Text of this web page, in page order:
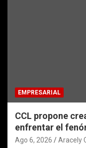
EMPRESARIAL
CCL propone
enfrentar el
Ago 6, 2026 Aracely